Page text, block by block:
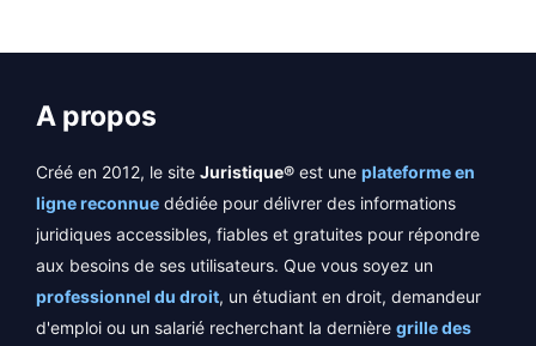
A propos
Créé en 2012, le site Juristique® est une plateforme en
ligne reconnue dédiée pour délivrer des informations
juridiques accessibles, fiables et gratuites pour répondre
aux besoins de ses utilisateurs. Que vous soyez un
professionnel du droit, un étudiant en droit, demandeur
d'emploi ou un salarié recherchant la dernière grille des